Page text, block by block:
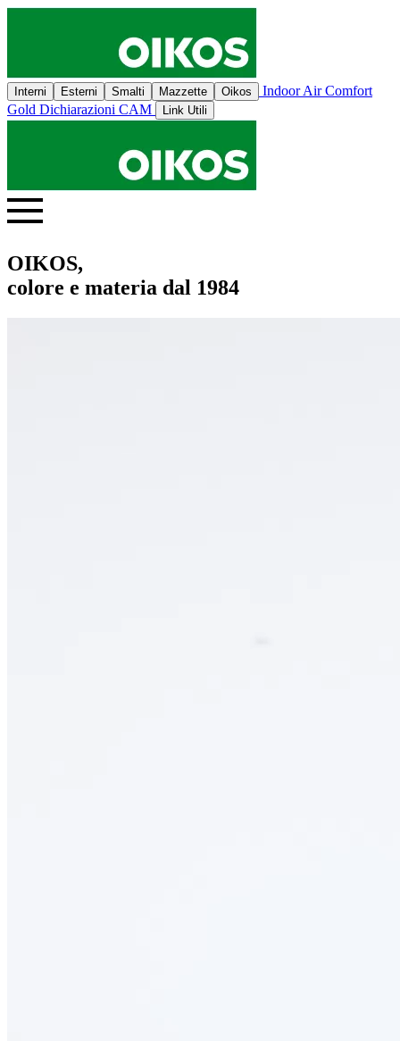
Interni Esterni Smalti Mazzette Oikos
Indoor Air Comfort
Gold Dichiarazioni CAM Link Utili
OIKOS,
colore e materia dal 1984